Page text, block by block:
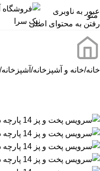
عبور به ناوبری
رفتن به محتوای اصلی
منو
خانه خانه و آشپزخانه آشپزخانه